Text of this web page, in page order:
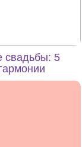
свадьбы: 5